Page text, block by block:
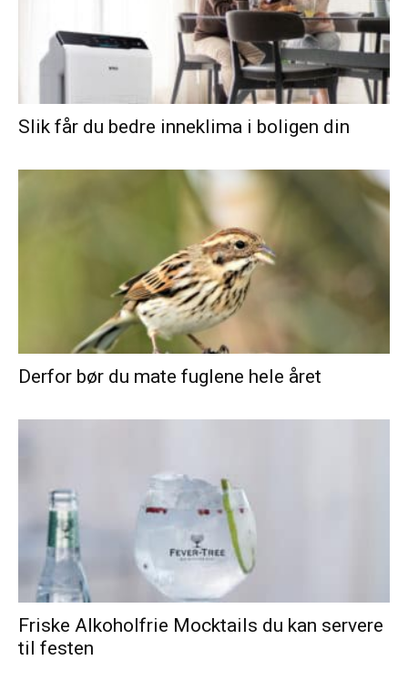
Slik får du bedre inneklima i boligen din
Derfor bør du mate fuglene hele året
Friske Alkoholfrie Mocktails du kan servere
til festen